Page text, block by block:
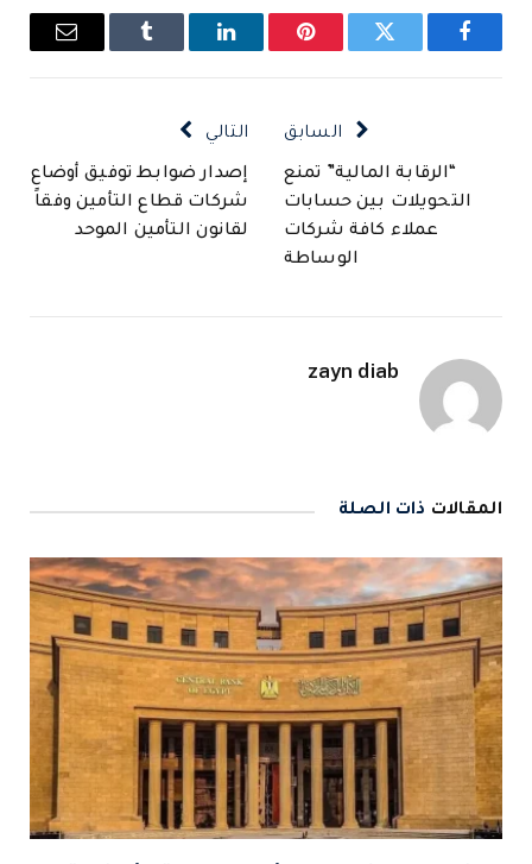
فيسبوك تويتر بينتيريستلينكدإن Tumblr
البريد
السابق
“الرقابة المالية” تمنع
التحويلات بين حسابات
عملاء كافة شركات
الوساطة
التالي
إصدار ضوابط توفيق أوضاع
شركات قطاع التأمين وفقاً
لقانون التأمين الموحد
zayn diab
المقالات ذات الصلة